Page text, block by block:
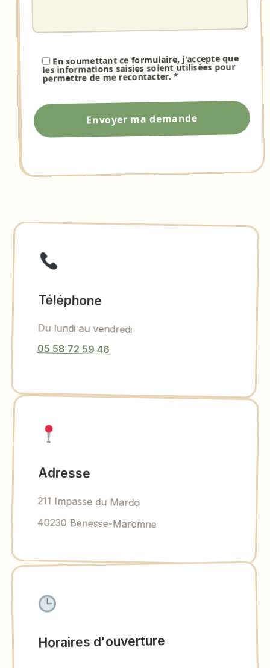
En soumettant ce formulaire, j'accepte que
les informations saisies soient utilisées pour
permettre de me recontacter. *
Téléphone
Du lundi au vendredi
05 58 72 59 46
Adresse
211 Impasse du Mardo
40230 Benesse-Maremne
Horaires d'ouverture